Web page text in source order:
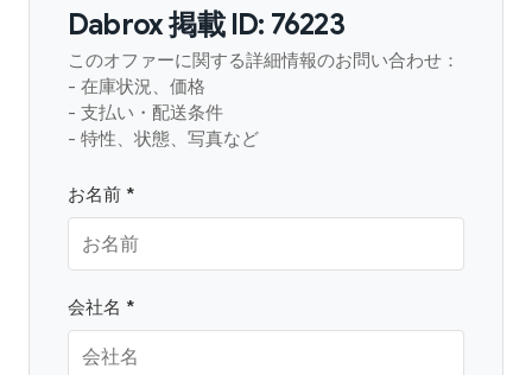
Dabrox 掲載 ID: 76223
このオファーに関する詳細情報のお問い合わせ：
- 在庫状況、価格
- 支払い・配送条件
- 特性、状態、写真など
お名前 *
会社名 *